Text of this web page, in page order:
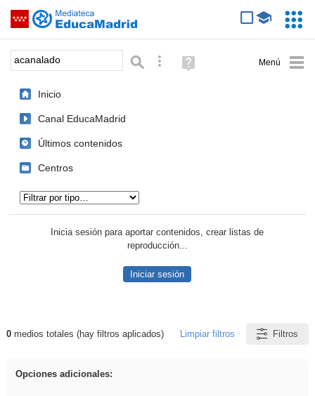
Saltar navegación
Palabra o frase: Búsqueda avanzada
Ayuda
(en
Inicio
Canal EducaMadrid
Últimos contenidos
Centros
Inicia sesión para aportar contenidos, crear listas de
reproducción...
Iniciar sesión
Resultados de: acanalado
0medios totales (hay filtros aplicados) Limpiar filtros Filtros
Opciones adicionales: